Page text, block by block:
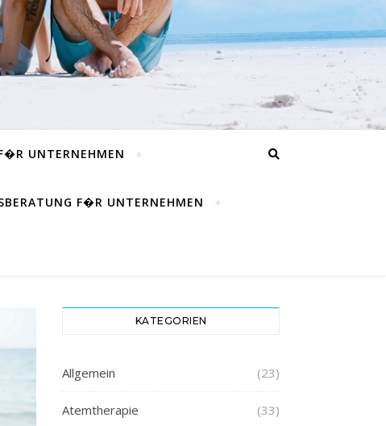
UNTERNEHMEN
F�R UNTERNEHMEN
KATEGORIEN
Allgemein (23)
Atemtherapie (33)